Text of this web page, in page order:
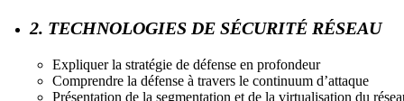
2. TECHNOLOGIES DE SÉCURITÉ RÉSEAU
Expliquer la stratégie de défense en profondeur
Comprendre la défense à travers le continuum d’attaque
Présentation de la segmentation et de la virtualisation du